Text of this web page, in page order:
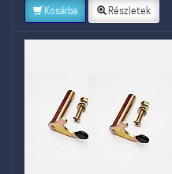
Kosárba Részletek